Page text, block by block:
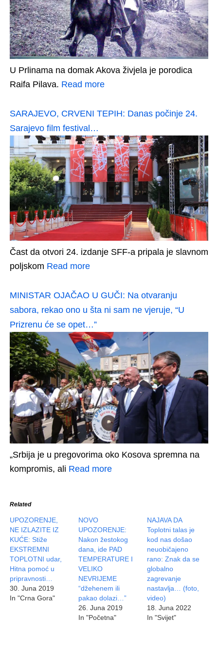
U Prlinama na domak Akova živjela je porodica
Raifa Pilava. Read more
SARAJEVO, CRVENI TEPIH: Danas počinje 24.
Sarajevo film festival…
Čast da otvori 24. izdanje SFF-a pripala je slavnom
poljskom Read more
MINISTAR OJAČAO U GUČI: Na otvaranju
sabora, rekao ono u šta ni sam ne vjeruje, “U
Prizrenu će se opet…”
„Srbija je u pregovorima oko Kosova spremna na
kompromis, ali Read more
Related
UPOZORENJE,
NE IZLAZITE IZ
KUĆE: Stiže
EKSTREMNI
TOPLOTNI udar,
Hitna pomoć u
pripravnosti…
30. Juna 2019
In "Crna Gora"
NOVO
UPOZORENJE:
Nakon žestokog
dana, ide PAD
TEMPERATURE I
VELIKO
NEVRIJEME
“džehenem ili
pakao dolazi…”
26. Juna 2019
In "Početna"
NAJAVA DA
Toplotni talas je
kod nas došao
neuobičajeno
rano: Znak da se
globalno
zagrevanje
nastavlja… (foto,
video)
18. Juna 2022
In "Svijet"